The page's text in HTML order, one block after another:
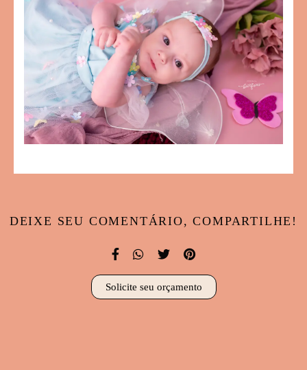
DEIXE SEU COMENTÁRIO, COMPARTILHE!
Solicite seu orçamento